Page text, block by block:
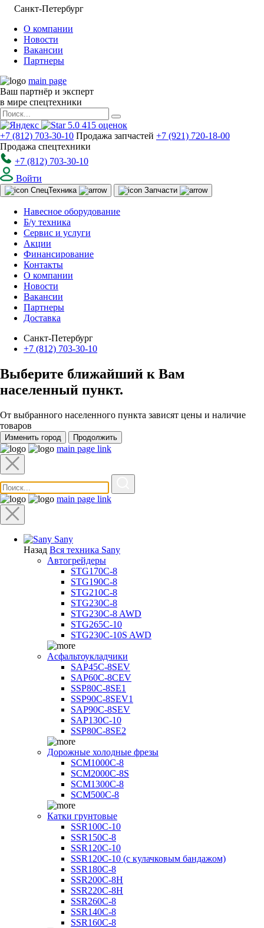
Санкт-Петербург
О компании
Новости
Вакансии
Партнеры
main page
Ваш партнёр и эксперт
в мире спецтехники
5.0 415 оценок
+7 (812) 703-30-10 Продажа запчастей +7 (921) 720-18-00
Продажа спецтехники
+7 (812) 703-30-10
Войти
СпецТехника Запчасти
Навесное оборудование
Б/у техника
Сервис и услуги
Акции
Финансирование
Контакты
О компании
Новости
Вакансии
Партнеры
Доставка
Санкт-Петербург
+7 (812) 703-30-10
Выберите ближайший к Вам
населенный пункт.
От выбранного населенного пункта зависят цены и наличие
товаров
Изменить город Продолжить
main page link
main page link
Sany
Назад Вся техника Sany
Автогрейдеры
STG170C-8
STG190C-8
STG210C-8
STG230C-8
STG230C-8 AWD
STG265C-10
STG230C-10S AWD
Асфальтоукладчики
SAP45С-8SEV
SAP60C-8CEV
SSP80C-8SE1
SSP90C-8SEV1
SAP90C-8SEV
SAP130C-10
SSP80C-8SE2
Дорожные холодные фрезы
SCM1000C-8
SCM2000C-8S
SCM1300C-8
SCM500C-8
Катки грунтовые
SSR100C-10
SSR150C-8
SSR120C-10
SSR120C-10 (с кулачковым бандажом)
SSR180C-8
SSR200C-8H
SSR220C-8H
SSR260C-8
SSR140C-8
SSR160C-8